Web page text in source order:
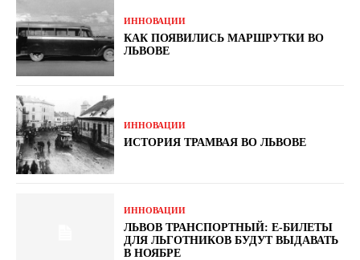
ИННОВАЦИИ
КАК ПОЯВИЛИСЬ МАРШРУТКИ ВО
ЛЬВОВЕ
ИННОВАЦИИ
ИСТОРИЯ ТРАМВАЯ ВО ЛЬВОВЕ
ИННОВАЦИИ
ЛЬВОВ ТРАНСПОРТНЫЙ: Е-БИЛЕТЫ
ДЛЯ ЛЬГОТНИКОВ БУДУТ ВЫДАВАТЬ
В НОЯБРЕ